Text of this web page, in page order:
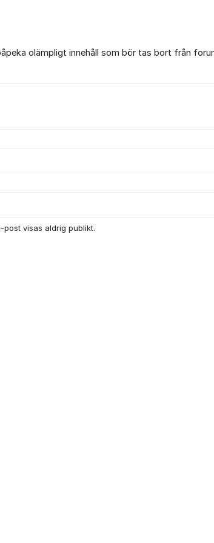
olämpligt innehåll som bör tas bort från
post visas aldrig publikt.